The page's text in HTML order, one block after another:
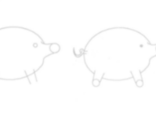
desde